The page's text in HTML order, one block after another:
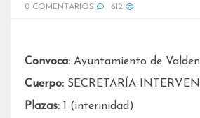
0 COMENTARIOS
612
Convoca: Ayuntamiento de
Cuerpo: SECRETARÍA-
Plazas: 1 (interinidad)